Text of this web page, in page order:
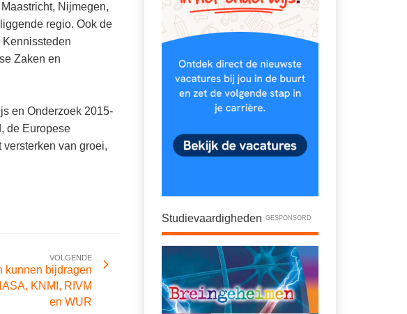
Nijmegen,
regio. Ook de
Zaken en
en Onderzoek 2015-
de Europese
van groei,
VOLGENDE
kunnen bijdragen
KNMI, RIVM
en WUR
Studievaardigheden GESPONSORD